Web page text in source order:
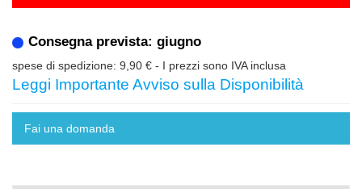
Consegna prevista: giugno
spese di spedizione: 9,90 € - I prezzi sono IVA inclusa
Leggi Importante Avviso sulla Disponibilità
Fai una domanda